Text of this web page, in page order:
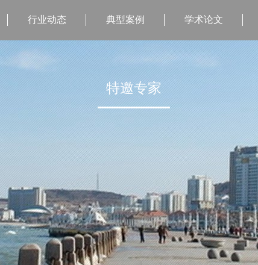
行业动态 典型案例 学术论文
特邀专家